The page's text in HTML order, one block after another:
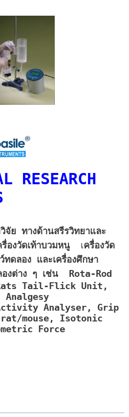
RESEARCH
วิจัย ทางด้านสรีรวิทยาและ
รื่องวัดเท้าบวมหนู เครื่องวัด
ทดลอง และเครื่องศึกษา
องต่าง ๆ เช่น Rota-Rod
Tail-Flick Unit,
Analgesy
Analyser, Grip
mouse, Isotonic
Force